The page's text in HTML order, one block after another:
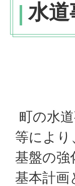
水道
町の水
等により
基盤の強
基本計画